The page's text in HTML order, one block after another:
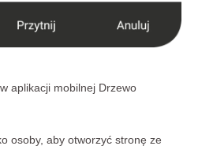
aplikacji mobilnej Drzewo
osoby, aby otworzyć stronę ze